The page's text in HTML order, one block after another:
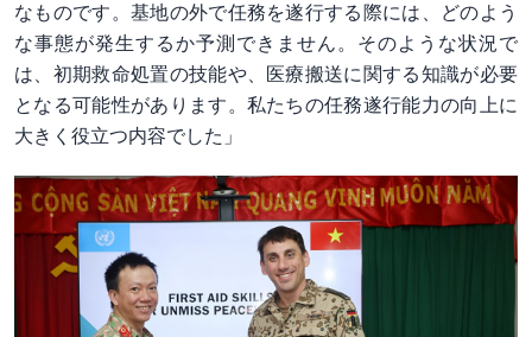
なものです。基地の外で任務を遂行する際には、どのよう
な事態が発生するか予測できません。そのような状況で
は、初期救命処置の技能や、医療搬送に関する知識が必要
となる可能性があります。私たちの任務遂行能力の向上に
大きく役立つ内容でした」